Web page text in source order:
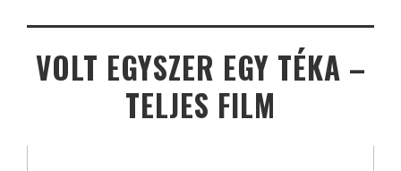
VOLT EGYSZER EGY TÉKA –
TELJES FILM